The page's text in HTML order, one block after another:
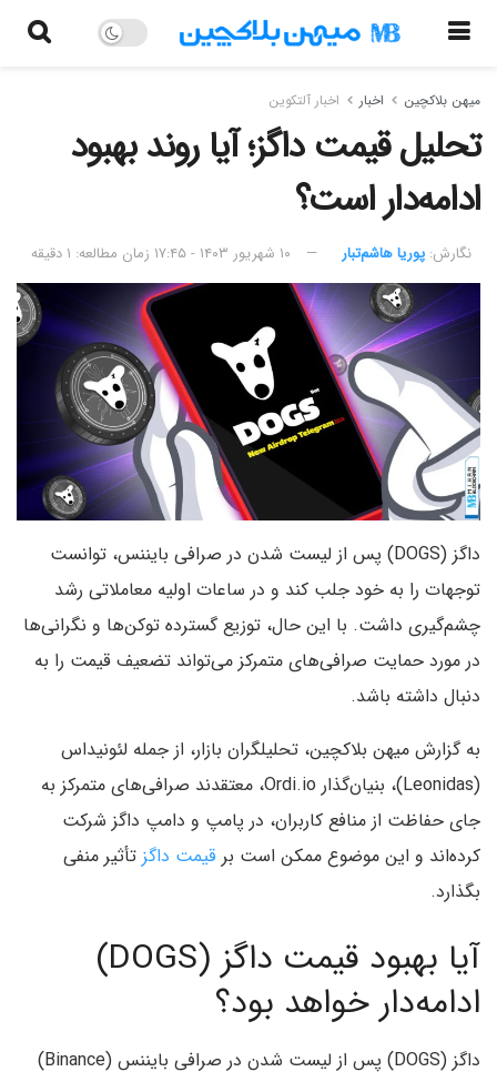
میهن بلاکچین اخبار اخبار آلتکوین
تحلیل قیمت داگز؛ آیا روند بهبود
ادامه‌دار است؟
نگارش:‌ پوریا هاشم‌تبار ۱۰ شهریور ۱۴۰۳ - ۱۷:۴۵ زمان مطالعه: ۱ دقیقه
داگز (DOGS) پس از لیست شدن در صرافی بایننس، توانست
توجهات را به خود جلب کند و در ساعات اولیه معاملاتی رشد
چشم‌گیری داشت. با این حال، توزیع گسترده توکن‌ها و نگرانی‌ها
در مورد حمایت صرافی‌های متمرکز می‌تواند تضعیف قیمت را به
دنبال داشته باشد.
به گزارش میهن بلاکچین، تحلیلگران بازار، از جمله لئونیداس
(Leonidas)، بنیان‌گذار Ordi.io، معتقدند صرافی‌های متمرکز به
جای حفاظت از منافع کاربران، در پامپ و دامپ داگز شرکت
کرده‌اند و این موضوع ممکن است بر قیمت داگز تأثیر منفی
بگذارد.
آیا بهبود قیمت داگز (DOGS)
ادامه‌دار خواهد بود؟
داگز (DOGS) پس از لیست شدن در صرافی بایننس (Binance)